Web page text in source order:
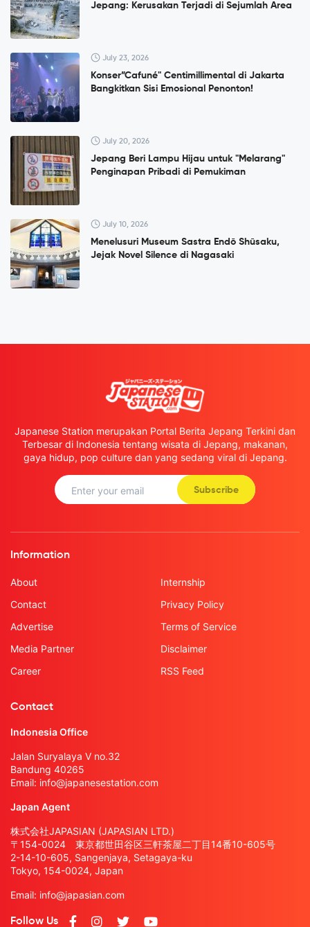
Jepang: Kerusakan Terjadi di Sejumlah Area
July 23, 2026
Konser”Cafuné" Centimillimental di Jakarta
Bangkitkan Sisi Emosional Penonton!
July 20, 2026
Jepang Beri Lampu Hijau untuk "Melarang"
Penginapan Pribadi di Pemukiman
July 10, 2026
Menelusuri Museum Sastra Endō Shūsaku,
Jejak Novel Silence di Nagasaki
Japanese Station merupakan Portal Berita Jepang Terkini dan
Terbesar di Indonesia tentang wisata di Jepang, makanan,
gaya hidup, pop culture dan yang sedang viral di Jepang.
Subscribe
Information
About
Contact
Advertise
Media Partner
Career
Internship
Privacy Policy
Terms of Service
Disclaimer
RSS Feed
Contact
Indonesia Office
Jalan Suryalaya V no.32
Bandung 40265
Email: info@japanesestation.com
Japan Agent
株式会社JAPASIAN (JAPASIAN LTD.)
〒154-0024 東京都世田谷区三軒茶屋二丁目14番10-605号
2-14-10-605, Sangenjaya, Setagaya-ku
Tokyo, 154-0024, Japan
Email: info@japasian.com
Follow Us